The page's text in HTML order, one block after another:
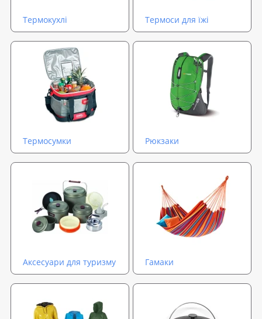
Термокухлі Термоси для їжі
Термосумки Рюкзаки
Аксесуари для туризму Гамаки